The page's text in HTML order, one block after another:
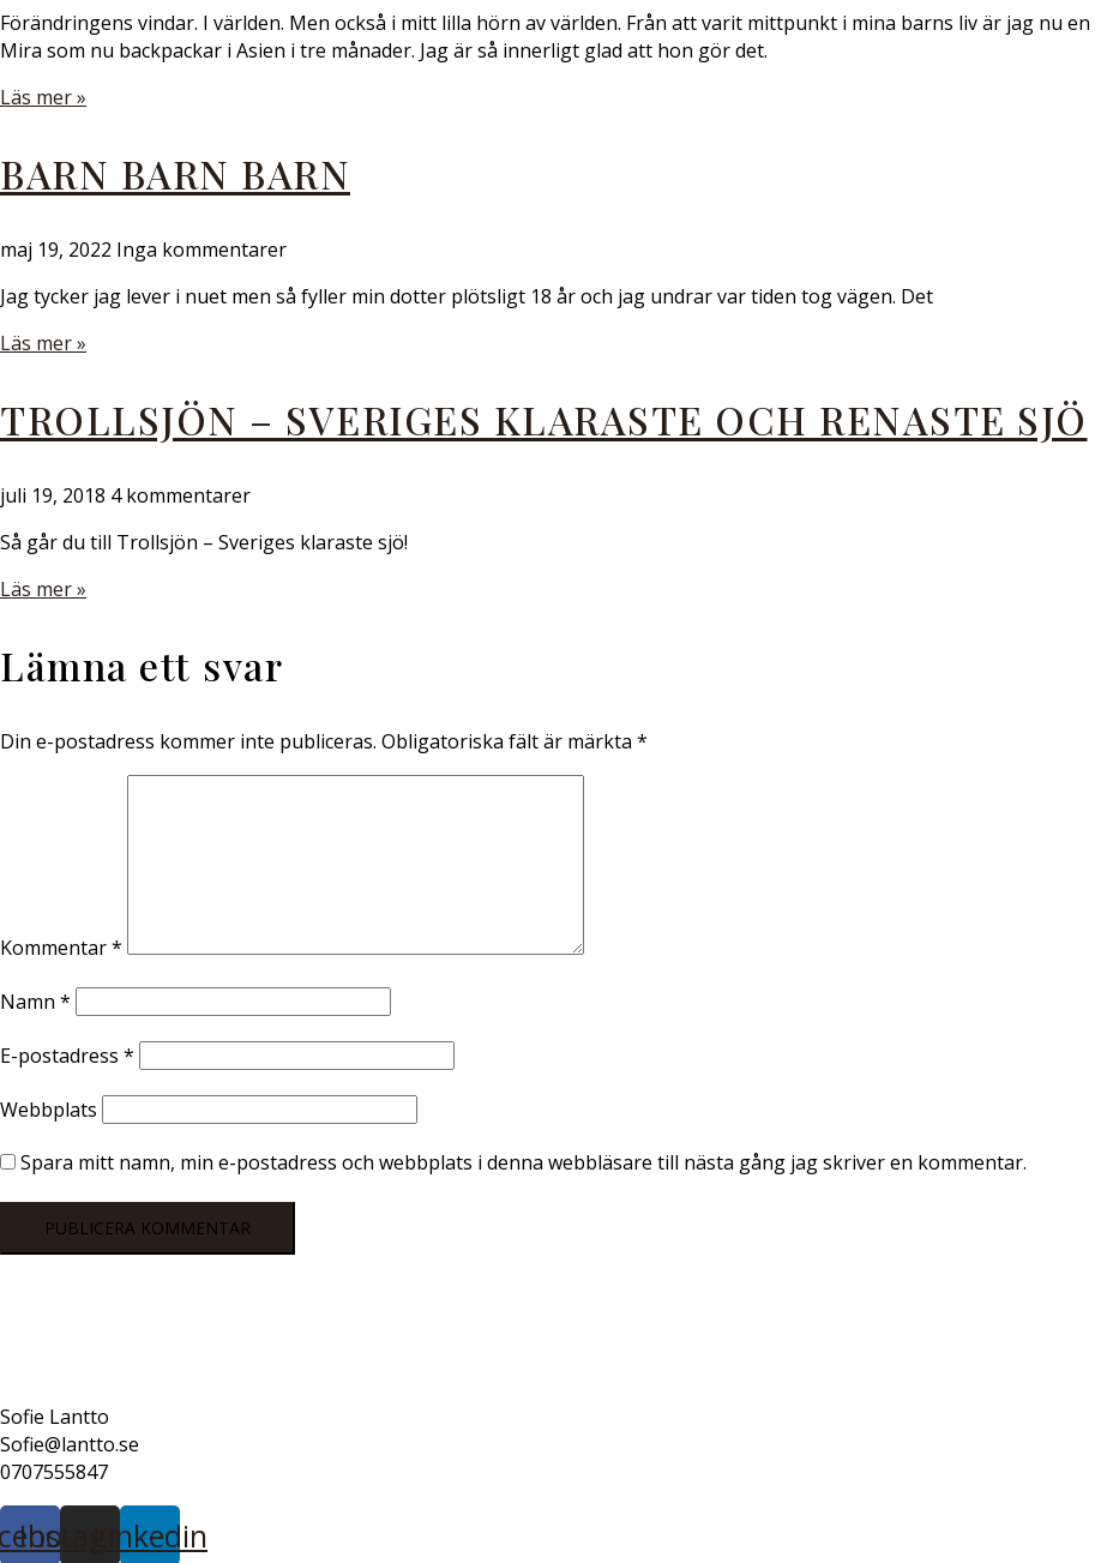
Förändringens vindar. I världen. Men också i mitt lilla hörn av världen. Från att varit mittpunkt i mina barns liv är jag nu
Mira som nu backpackar i Asien i tre månader. Jag är så innerligt glad att hon gör det.
Läs mer »
BARN BARN BARN
maj 19, 2022 Inga kommentarer
Jag tycker jag lever i nuet men så fyller min dotter plötsligt 18 år och jag undrar var tiden tog vägen. Det
Läs mer »
TROLLSJÖN – SVERIGES KLARASTE OCH RENASTE SJÖ
juli 19, 2018 4 kommentarer
Så går du till Trollsjön – Sveriges klaraste sjö!
Läs mer »
Lämna ett svar
Din e-postadress kommer inte publiceras. Obligatoriska fält är märkta *
Kommentar*
Namn *
E-postadress *
Webbplats
Spara mitt namn, min e-postadress och webbplats i denna webbläsare till nästa gång jag skriver en kommentar.
Sofie Lantto
Sofie@lantto.se
0707555847
InstagramLinkedin